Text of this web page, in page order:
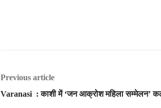
Previous article
Varanasi : काशी में ‘जन आक्रोश महिला सम्मेलन’